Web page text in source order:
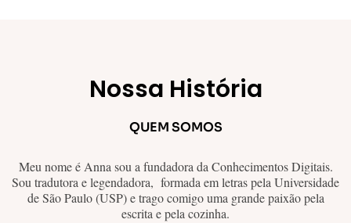
Nossa História
QUEM SOMOS
Meu nome é Anna sou a fundadora da Conhecimentos Digitais.
Sou tradutora e legendadora, formada em letras pela Universidade
de São Paulo (USP) e trago comigo uma grande paixão pela
escrita e pela cozinha.